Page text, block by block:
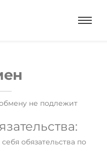
не подлежит
обязательства по